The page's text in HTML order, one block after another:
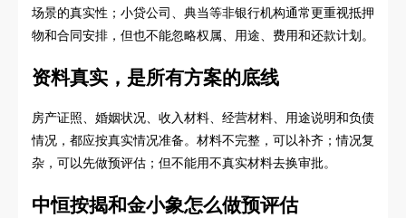
场景的真实性；小贷公司、典当等非银行机构通常更重视抵押
物和合同安排，但也不能忽略权属、用途、费用和还款计划。
资料真实，是所有方案的底线
房产证照、婚姻状况、收入材料、经营材料、用途说明和负债
情况，都应按真实情况准备。材料不完整，可以补齐；情况复
杂，可以先做预评估；但不能用不真实材料去换审批。
中恒按揭和金小象怎么做预评估